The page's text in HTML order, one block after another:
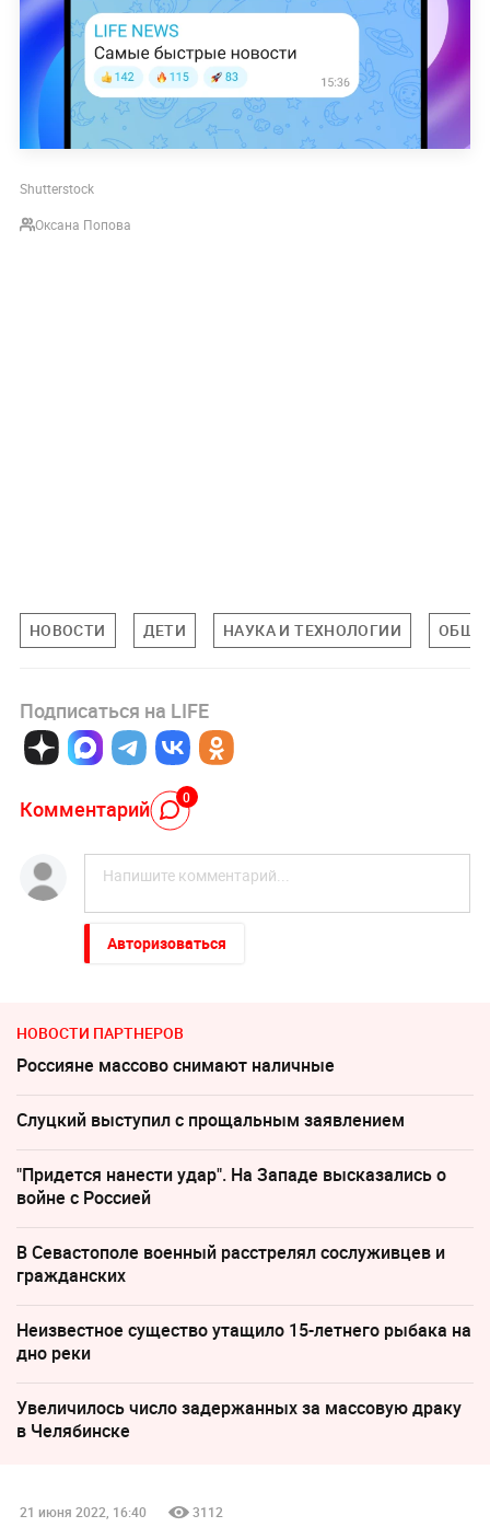
Shutterstock
Оксана Попова
НОВОСТИ ДЕТИ НАУКА И ТЕХНОЛОГИИ
Подписаться на LIFE
Комментарий 0
Авторизоваться
НОВОСТИ ПАРТНЕРОВ
Россияне массово снимают наличные
Слуцкий выступил с прощальным заявлением
"Придется нанести удар". На Западе высказались о
войне с Россией
В Севастополе военный расстрелял сослуживцев и
гражданских
Неизвестное существо утащило 15-летнего рыбака на
дно реки
Увеличилось число задержанных за массовую драку
в Челябинске
21 июня 2022, 16:40 3112